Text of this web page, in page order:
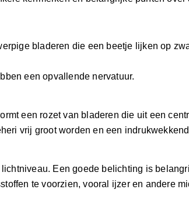
bladeren die een beetje lijken op
een opvallende nervatuur.
een rozet van bladeren die uit een
vrij groot worden en een
Een goede belichting is
te voorzien, vooral ijzer en andere